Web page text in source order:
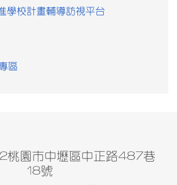
學校計畫輔導訪視平台
區
園市中壢區中正路487巷
18號